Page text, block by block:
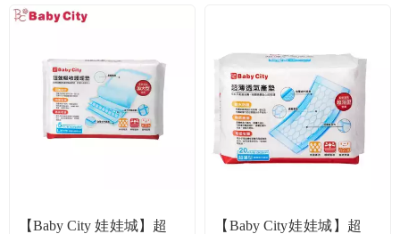
【Baby City 娃娃城】超
【Baby City娃娃城】超